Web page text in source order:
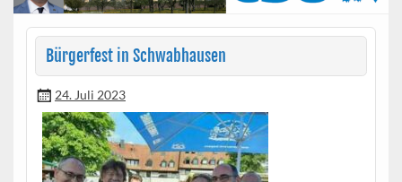
Bürgerfest in Schwabhausen
24. Juli 2023